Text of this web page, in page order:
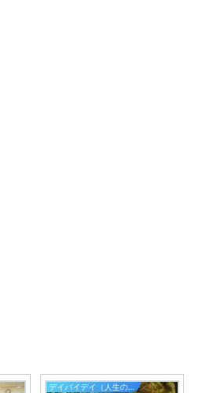
デイバイデイ（人生の散歩道）